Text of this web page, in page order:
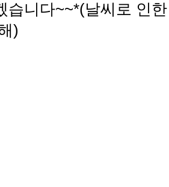
습니다~~*(날씨로 인한
)